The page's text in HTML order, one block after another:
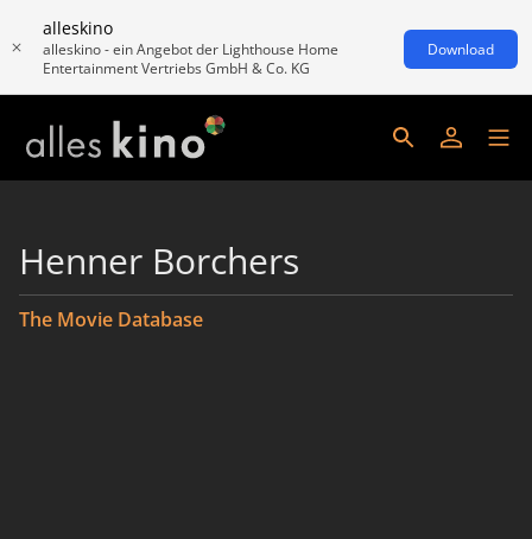
alleskino
alleskino - ein Angebot der Lighthouse Home
Entertainment Vertriebs GmbH & Co. KG
Download
Henner Borchers
The Movie Database